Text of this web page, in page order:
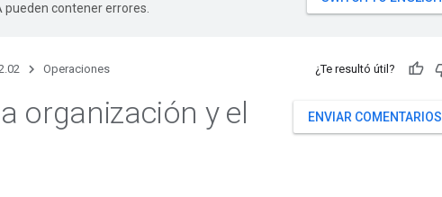
contener errores.
Operaciones ¿Te resultó útil?
ENVIAR COMENTARIOS
organización y el